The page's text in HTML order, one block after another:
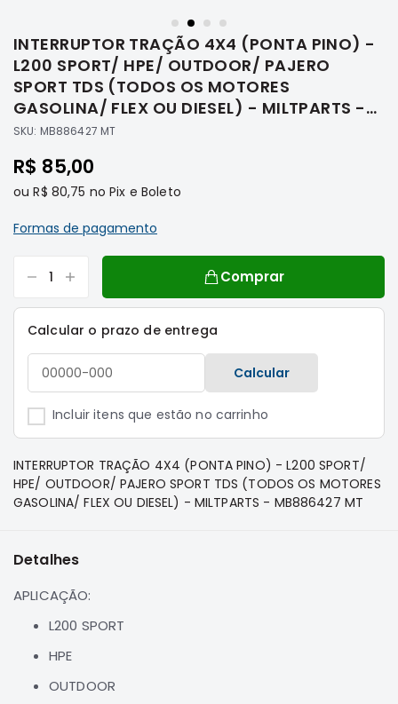
Filtros
Transmissão
Elétrica
Acessórios
Correias
Filtros
Transmissão
Elétrica
Acessórios
Dakar
Motor
Suspensão
Freio
o
início
da
Galeria
de
imagens
INTERRUPTOR TRAÇÃO 4X4 (PONTA PINO) -
L200 SPORT/ HPE/ OUTDOOR/ PAJERO
SPORT TDS (TODOS OS MOTORES
GASOLINA/ FLEX OU DIESEL) - MILTPARTS -
MB886427 MT
SKU: MB886427 MT
R$ 85,00
ouR$ 80,75 no Pix e Boleto
Formas de pagamento
Comprar
Calcular o prazo de entrega
Calcular
Incluir itens que estão no carrinho
INTERRUPTOR TRAÇÃO 4X4 (PONTA PINO) - L200 SPORT/
HPE/ OUTDOOR/ PAJERO SPORT TDS (TODOS OS MOTORES
GASOLINA/ FLEX OU DIESEL) - MILTPARTS - MB886427 MT
Detalhes
APLICAÇÃO:
L200 SPORT
HPE
OUTDOOR